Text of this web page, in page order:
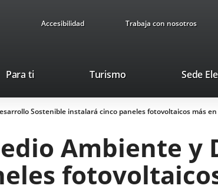
Accesibilidad Trabaja con nosotros
Para ti TurismoEste
se
abrirá
ventana
nueva.
Sede
Sostenible instalará cinco paneles fotovoltaicos más
Ambiente y